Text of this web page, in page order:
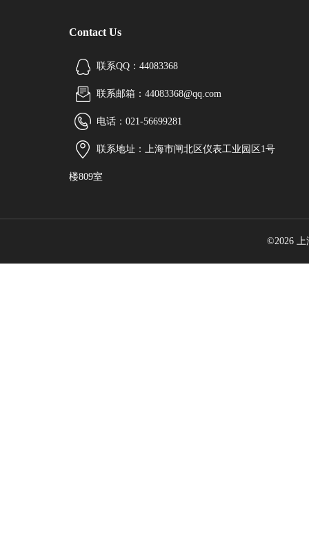
Contact Us
联系QQ：44083368
联系邮箱：44083368@qq.com
电话：021-56699281
联系地址：上海市闸北区仪表工业园区1号
楼809室
©2026